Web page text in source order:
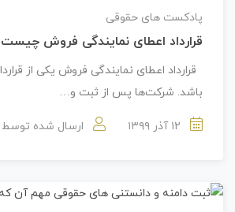
پادکست های حقوقی
قرارداد اعطای نمایندگی فروش
قرارداد اعطای نمایندگی فروش یکی از
باشد. شرکت‌ها پس از ثبت و…
۱۲ آذر ۱۳۹۹ ارسال شده توسط